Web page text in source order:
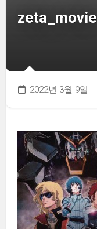
zeta_movie
2022년 3월 9일